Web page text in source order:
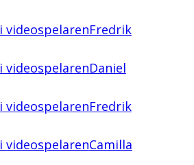
i videospelarenFredrik
Daniel
Fredrik
Camilla